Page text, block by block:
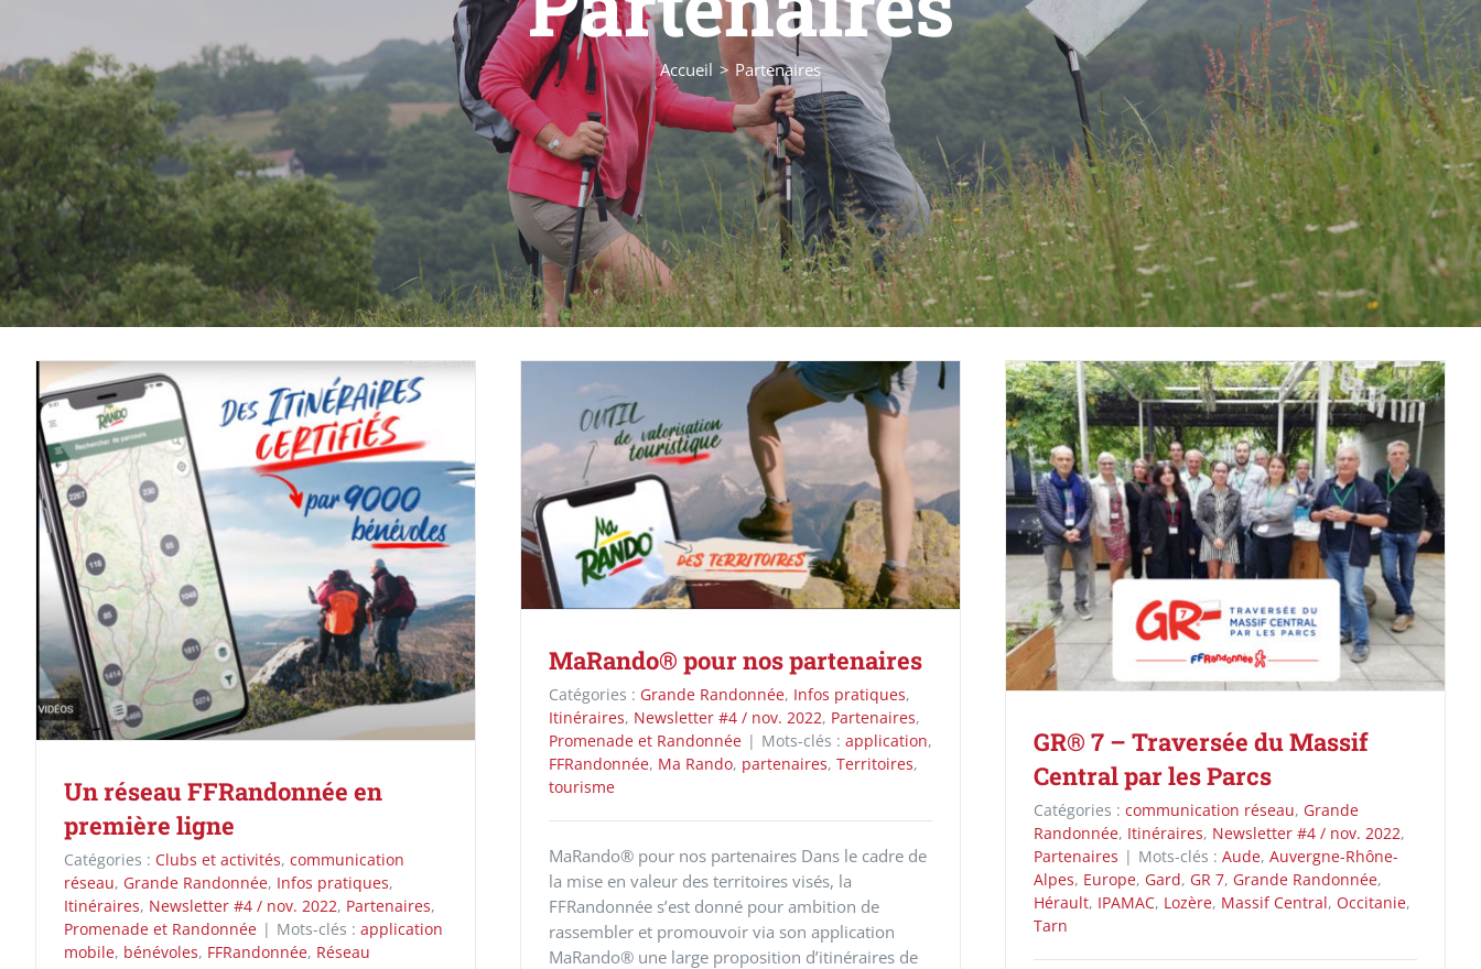
Accueil Partenaires
Un réseau FFRandonnée en
première ligne
Catégories : Clubs et activités, communication
réseau, Grande Randonnée, Infos pratiques,
Itinéraires, Newsletter #4 / nov. 2022, Partenaires,
Promenade et Randonnée | Mots-clés : application
mobile, bénévoles, FFRandonnée, Réseau
MaRando® pour nos partenaires
Catégories : Grande Randonnée, Infos pratiques,
Itinéraires, Newsletter #4 / nov. 2022, Partenaires,
Promenade et Randonnée | Mots-clés : application,
FFRandonnée, Ma Rando, partenaires, Territoires,
tourisme
MaRando® pour nos partenaires Dans le cadre de
la mise en valeur des territoires visés, la
FFRandonnée s’est donné pour ambition de
rassembler et promouvoir via son application
MaRando® une large proposition d’itinéraires de
GR® 7 – Traversée du Massif
Central par les Parcs
Catégories : communication réseau, Grande
Randonnée, Itinéraires, Newsletter #4 / nov. 2022,
Partenaires | Mots-clés : Aude, Auvergne-Rhône-
Alpes, Europe, Gard, GR 7, Grande Randonnée,
Hérault, IPAMAC, Lozère, Massif Central, Occitanie,
Tarn